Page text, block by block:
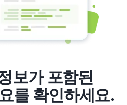
보가 포함된
를 확인하세요.